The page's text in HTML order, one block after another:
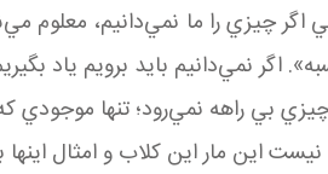
اگر چيزي را ما نمي‌دانيم،
اگر نمي‌دانيم بايد برويم ياد
بي راهه نمي‌رود؛ تنها موجودي
مار اين کلاب و امثال اينها